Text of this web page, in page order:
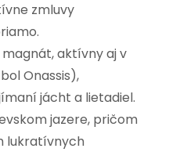
zmluvy
aktívny aj v
Onassis),
jácht a lietadiel.
jazere, pričom
lukratívnych